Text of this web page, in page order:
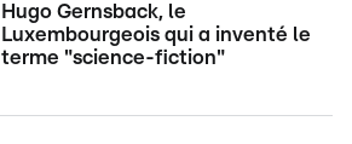
Hugo Gernsback, le
Luxembourgeois qui a inventé le
terme "science-fiction"